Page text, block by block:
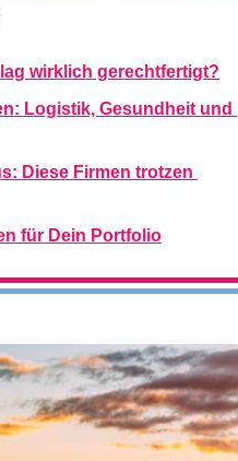
wirklich gerechtfertigt?
Logistik, Gesundheit und
Diese Firmen trotzen
für Dein Portfolio